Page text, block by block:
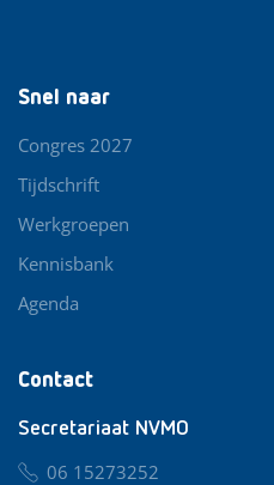
Contact
Secretariaat NVMO
06 15273252
Snel naar
Congres 2027
Tijdschrift
Werkgroepen
Kennisbank
Agenda